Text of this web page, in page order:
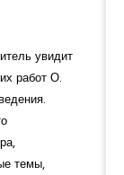
увидит
работ О.
темы,